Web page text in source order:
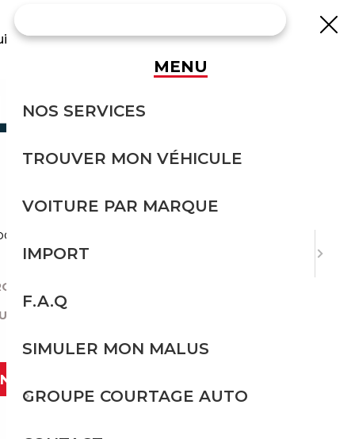
TVA SUR
?
d'une Porsche en France.
DE VOITURES À IMPORTER ?
LA TVA SUR UNE PORSCHE ?
MENU
NOS SERVICES
TROUVER MON VÉHICULE
VOITURE PAR MARQUE
IMPORT
F.A.Q
SIMULER MON MALUS
GROUPE COURTAGE AUTO